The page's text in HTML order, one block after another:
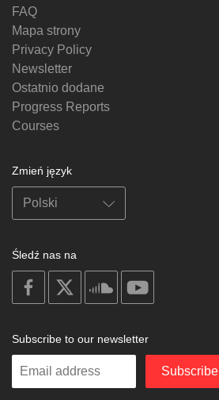
FAQ
Mapa strony
Privacy Policy
Newsletter
Ostatnio dodane
Progress Reports
Courses
Zmień język
Śledź nas na
on
facebook
soundcloud
Subscribe to our newsletter
Enter
Subscribe